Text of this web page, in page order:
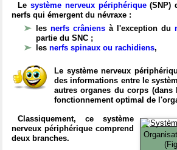
Le système nerveux périphérique(SNP)
nerfs qui émergent du névraxe :
les nerfs crâniens à l'exception du
partie du SNC ;
les nerfs spinaux ou rachidiens,
Le système nerveux
des informations entre le
autres organes du corps
fonctionnement optimal de
Classiquement, ce système
nerveux périphérique comprend
deux branches.